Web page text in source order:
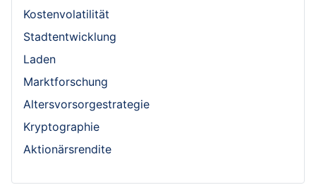
Kostenvolatilität
Stadtentwicklung
Laden
Marktforschung
Altersvorsorgestrategie
Kryptographie
Aktionärsrendite